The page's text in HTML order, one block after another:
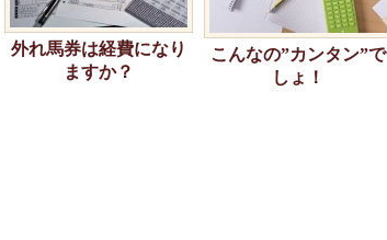
外れ馬券は経費になり
ますか？
こんなの”カンタン”で
しょ！